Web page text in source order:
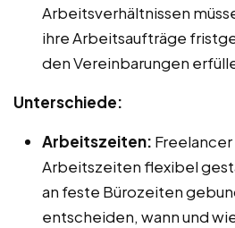
Arbeitsverhältnissen
ihre Arbeitsaufträge
den Vereinbarungen
Unterschiede:
Arbeitszeiten:
Arbeitszeiten flexibel
an feste Bürozeiten
entscheiden, wann und